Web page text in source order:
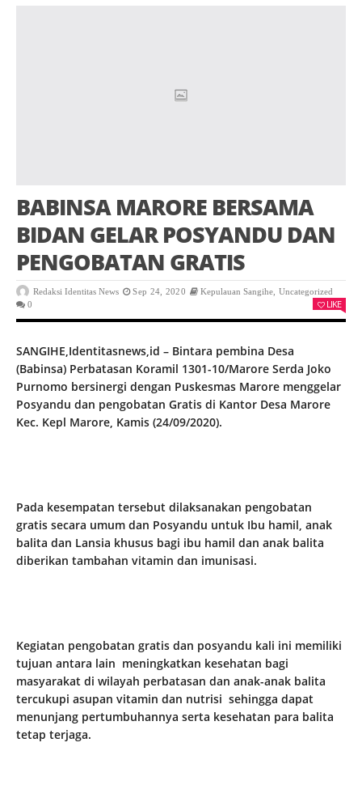
BABINSA MARORE BERSAMA
BIDAN GELAR POSYANDU DAN
PENGOBATAN GRATIS
Redaksi Identitas News Sep 24, 2020 Kepulauan Sangihe Uncategorized
0
LIKE
SANGIHE,Identitasnews,id – Bintara pembina Desa
(Babinsa) Perbatasan Koramil 1301-10/Marore Serda Joko
Purnomo bersinergi dengan Puskesmas Marore menggelar
Posyandu dan pengobatan Gratis di Kantor Desa Marore
Kec. Kepl Marore, Kamis (24/09/2020).
Pada kesempatan tersebut dilaksanakan pengobatan
gratis secara umum dan Posyandu untuk Ibu hamil, anak
balita dan Lansia khusus bagi ibu hamil dan anak balita
diberikan tambahan vitamin dan imunisasi.
Kegiatan pengobatan gratis dan posyandu kali ini memiliki
tujuan antara lain meningkatkan kesehatan bagi
masyarakat di wilayah perbatasan dan anak-anak balita
tercukupi asupan vitamin dan nutrisi sehingga dapat
menunjang pertumbuhannya serta kesehatan para balita
tetap terjaga.